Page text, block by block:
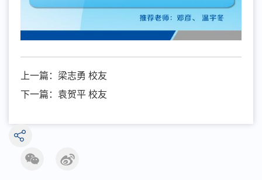
上一篇： 梁志勇 校友
下一篇： 袁贺平 校友